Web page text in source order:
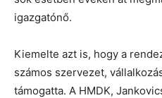
igazgatónő.
Kiemelte azt is, hogy a
számos szervezet,
támogatta. A HMDK,